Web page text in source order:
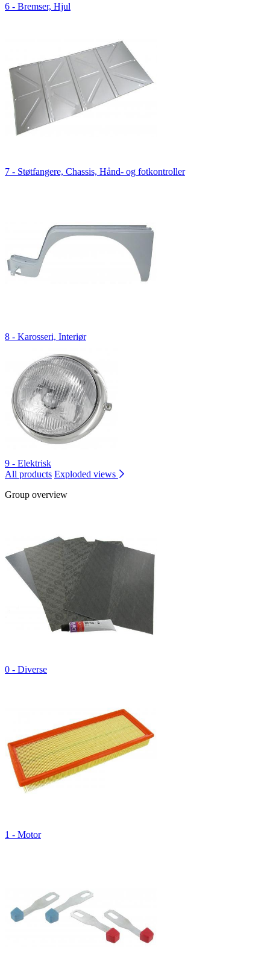
6 - Bremser, Hjul
7 - Støtfangere, Chassis, Hånd- og fotkontroller
8 - Karosseri, Interiør
9 - Elektrisk
All products Exploded views
Group overview
0 - Diverse
1 - Motor